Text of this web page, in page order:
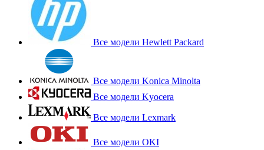
Все модели Hewlett Packard
Все модели Konica Minolta
Все модели Kyocera
Все модели Lexmark
Все модели OKI